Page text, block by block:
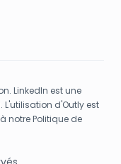
LinkedIn est une
d'Outly est
notre Politique de